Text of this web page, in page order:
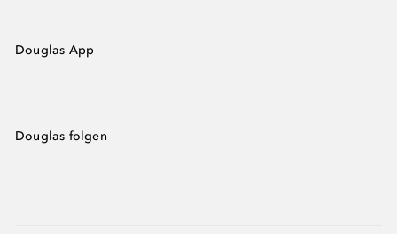
Douglas App
Douglas folgen